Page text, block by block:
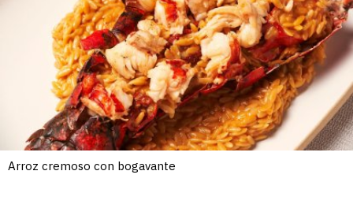
Arroz cremoso con bogavante